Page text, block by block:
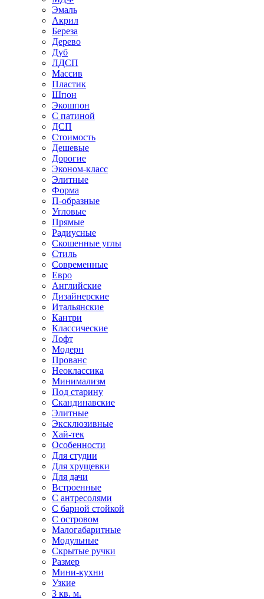
Эмаль
Акрил
Береза
Дерево
Дуб
ЛДСП
Массив
Пластик
Шпон
Экошпон
С патиной
ДСП
Стоимость
Дешевые
Дорогие
Эконом-класс
Элитные
Форма
П-образные
Угловые
Прямые
Радиусные
Скошенные углы
Стиль
Современные
Евро
Английские
Дизайнерские
Итальянские
Кантри
Классические
Лофт
Модерн
Прованс
Неоклассика
Минимализм
Под старину
Скандинавские
Элитные
Эксклюзивные
Хай-тек
Особенности
Для студии
Для хрущевки
Для дачи
Встроенные
С антресолями
С барной стойкой
С островом
Малогабаритные
Модульные
Скрытые ручки
Размер
Мини-кухни
Узкие
3 кв. м.